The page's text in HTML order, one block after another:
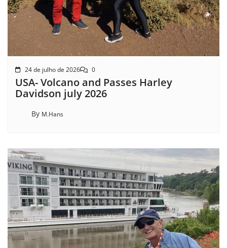
24 de julho de 2026 0
USA- Volcano and Passes Harley
Davidson july 2026
By M.Hans